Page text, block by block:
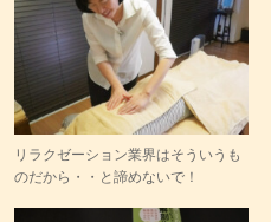
リラクゼーション業界はそういうも
のだから・・と諦めないで！